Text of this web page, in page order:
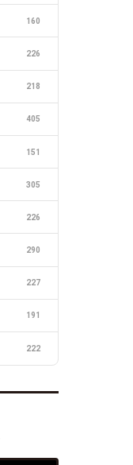
160
226
218
405
151
305
226
290
227
191
222